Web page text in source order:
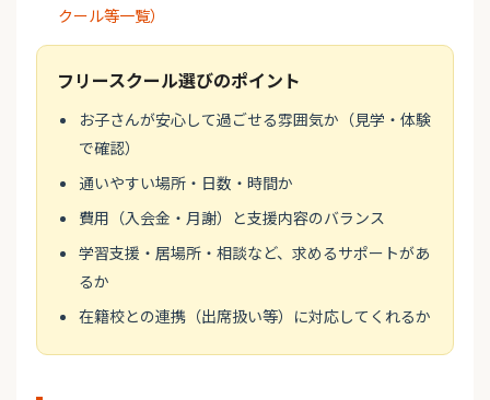
クール等一覧）
フリースクール選びのポイント
お子さんが安心して過ごせる雰囲気か（見学・体験
で確認）
通いやすい場所・日数・時間か
費用（入会金・月謝）と支援内容のバランス
学習支援・居場所・相談など、求めるサポートがあ
るか
在籍校との連携（出席扱い等）に対応してくれるか